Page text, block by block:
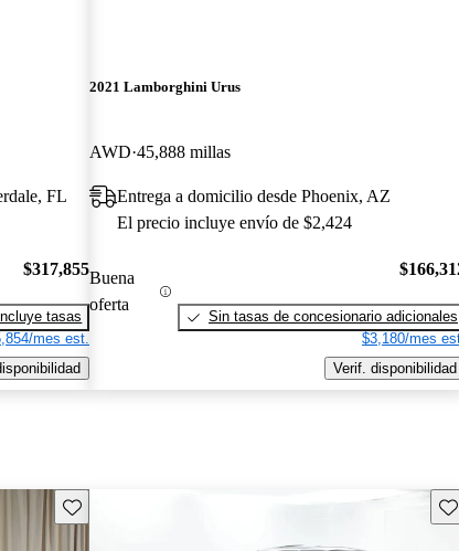
FL
$317,855
tasas
mes est.
2021 Lamborghini Urus
AWD 45,888 millas
Entrega a domicilio desde Phoenix, AZ
El precio incluye envío de $2,424
Buena
oferta
Sin tasas de concesionario adicionales
$3,180/mes
Verif. disponibilidad
Guarda este Aviso